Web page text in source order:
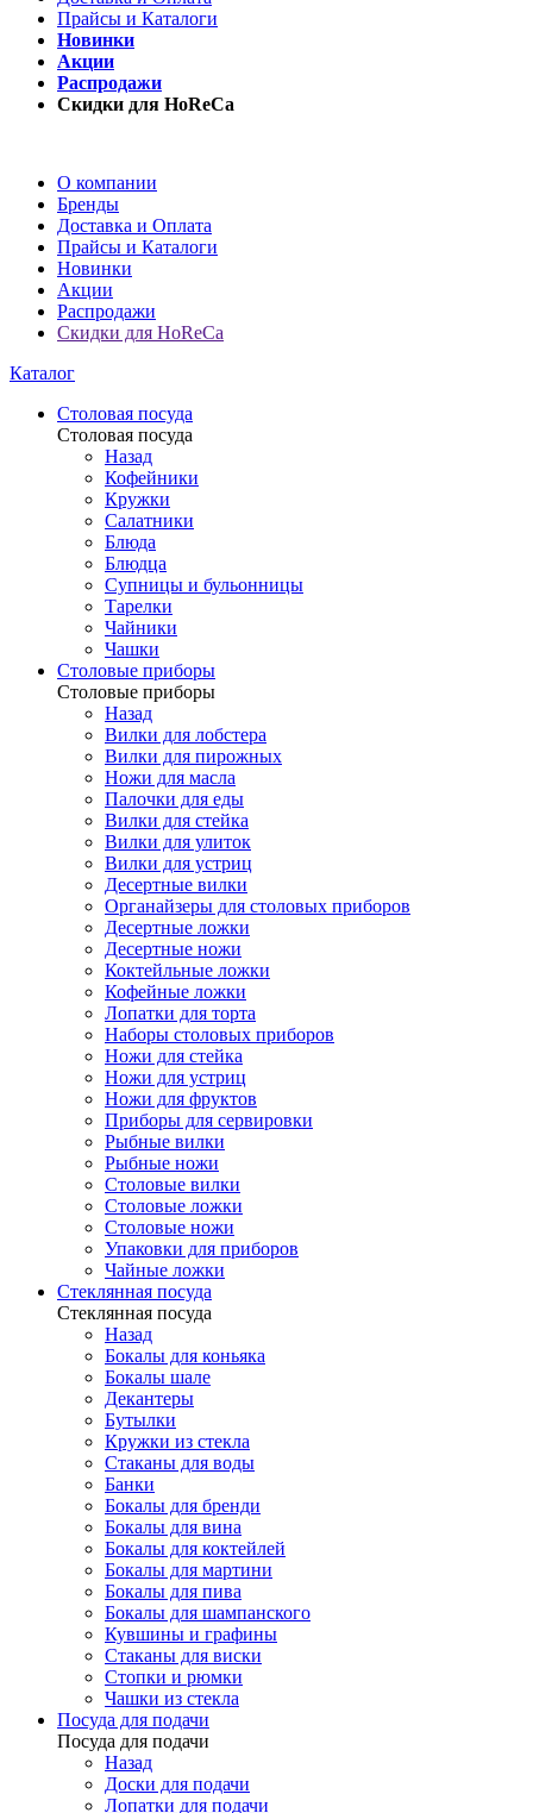
Прайсы и Каталоги
Новинки
Акции
Распродажи
Скидки для HoReCa
О компании
Бренды
Доставка и Оплата
Прайсы и Каталоги
Новинки
Акции
Распродажи
Скидки для HoReCa
Каталог
Столовая посуда
Столовая посуда
Назад
Кофейники
Кружки
Салатники
Блюда
Блюдца
Супницы и бульонницы
Тарелки
Чайники
Чашки
Cтоловые приборы
Cтоловые приборы
Назад
Вилки для лобстера
Вилки для пирожных
Ножи для масла
Палочки для еды
Вилки для стейка
Вилки для улиток
Вилки для устриц
Десертные вилки
Органайзеры для столовых приборов
Десертные ложки
Десертные ножи
Коктейльные ложки
Кофейные ложки
Лопатки для торта
Наборы столовых приборов
Ножи для стейка
Ножи для устриц
Ножи для фруктов
Приборы для сервировки
Рыбные вилки
Рыбные ножи
Столовые вилки
Столовые ложки
Столовые ножи
Упаковки для приборов
Чайные ложки
Стеклянная посуда
Стеклянная посуда
Назад
Бокалы для коньяка
Бокалы шале
Декантеры
Бутылки
Кружки из стекла
Стаканы для воды
Банки
Бокалы для бренди
Бокалы для вина
Бокалы для коктейлей
Бокалы для мартини
Бокалы для пива
Бокалы для шампанского
Кувшины и графины
Стаканы для виски
Стопки и рюмки
Чашки из стекла
Посуда для подачи
Посуда для подачи
Назад
Доски для подачи
Лопатки для подачи